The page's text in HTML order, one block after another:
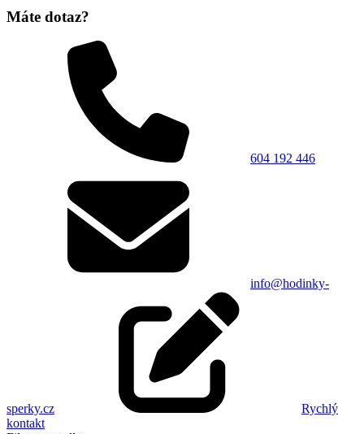
Máte dotaz?
604 192 446
info@hodinky-
sperky.cz
Rychlý
kontakt